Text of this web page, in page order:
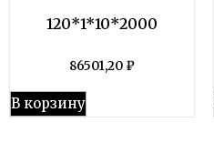
120*1*10*2000
86501,20 ₽
В корзину